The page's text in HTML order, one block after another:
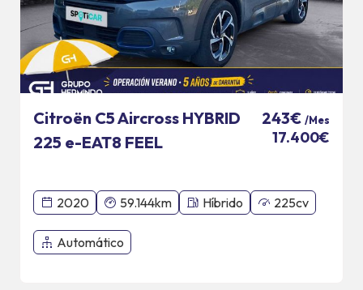
Citroën C5 Aircross HYBRID
225 e-EAT8 FEEL
243€ /Mes
17.400€
2020 59.144km Híbrido 225cv
Automático